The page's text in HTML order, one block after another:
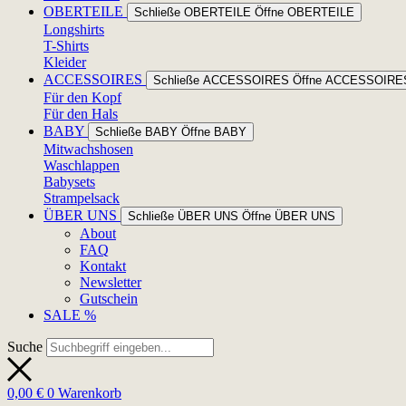
OBERTEILE
Schließe OBERTEILE Öffne OBERTEILE
Longshirts
T-Shirts
Kleider
ACCESSOIRES
Schließe ACCESSOIRES Öffne
Für den Kopf
Für den Hals
BABY
Schließe BABY Öffne BABY
Mitwachshosen
Waschlappen
Babysets
Strampelsack
ÜBER UNS
Schließe ÜBER UNS Öffne ÜBER UNS
About
FAQ
Kontakt
Newsletter
Gutschein
SALE %
Suche
0,00 € 0 Warenkorb